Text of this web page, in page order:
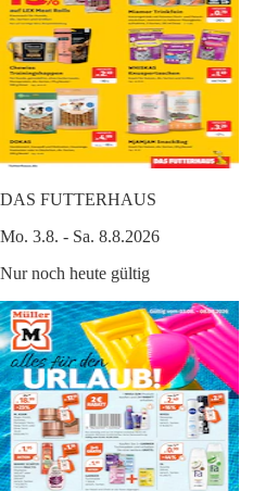
DAS FUTTERHAUS
Mo. 3.8. - Sa. 8.8.2026
Nur noch heute gültig